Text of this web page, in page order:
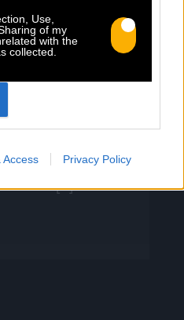
Use,
of my
with the
collected.
Access Privacy Policy
en image :
vacillante. Réalisé
& JeanJass,
Vierge…), le clip met
Il s’habille, enfile
sont précis,
Mais […]